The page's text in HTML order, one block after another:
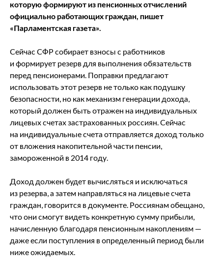
которую формируют из пенсионных отчислений
официально работающих граждан, пишет
«Парламентская газета».
Сейчас СФР собирает взносы с работников
и формирует резерв для выполнения обязательств
перед пенсионерами. Поправки предлагают
использовать этот резерв не только как подушку
безопасности, но как механизм генерации дохода,
который должен быть отражен на индивидуальных
лицевых счетах застрахованных россиян. Сейчас
на индивидуальные счета отправляется доход только
от вложения накопительной части пенсии,
замороженной в 2014 году.
Доход должен будет вычисляться и исключаться
из резерва, а затем направляться на лицевые счета
граждан, говорится в документе. Россиянам обещано,
что они смогут видеть конкретную сумму прибыли,
начисленную благодаря пенсионным накоплениям —
даже если поступления в определенный период были
ниже ожидаемых.